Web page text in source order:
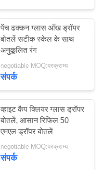
पेंच ढक्कन ग्लास आँख ड्रॉपर
बोतलें सटीक स्केल के साथ
अनुकूलित रंग
negotiable MOQ:परक्राम्य
संपर्क
व्हाइट कैप क्लियर ग्लास ड्रॉपर
बोतलें, आसान रिफिल 50
एमएल ड्रॉपर बोतलें
negotiable MOQ:परक्राम्य
संपर्क